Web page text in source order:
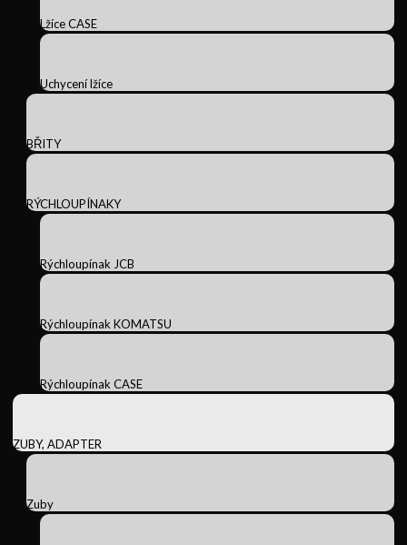
Lžíce CASE
Uchycení lžíce
BŘITY
RÝCHLOUPÍNAKY
Rýchloupínak JCB
Rýchloupínak KOMATSU
Rýchloupínak CASE
ZUBY, ADAPTER
Zuby